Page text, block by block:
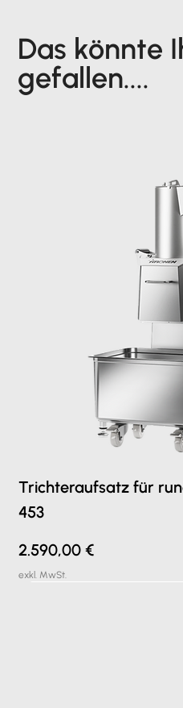
Das könnte
gefallen....
Trichteraufsatz für
453
Preis
2.590,00 €
exkl. MwSt.